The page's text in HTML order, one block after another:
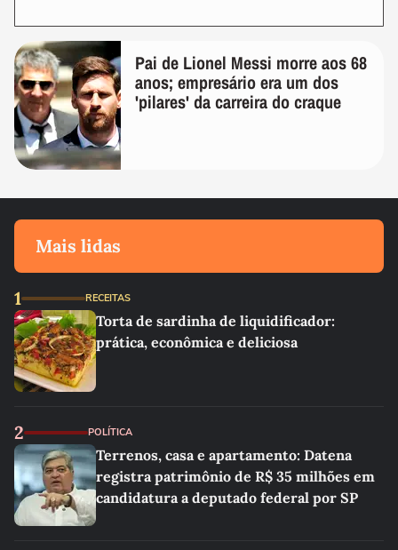
Pai de Lionel Messi morre aos 68
anos; empresário era um dos
'pilares' da carreira do craque
Mais lidas
1 RECEITAS
Torta de sardinha de liquidificador:
prática, econômica e deliciosa
2 POLÍTICA
Terrenos, casa e apartamento: Datena
registra patrimônio de R$ 35 milhões em
candidatura a deputado federal por SP